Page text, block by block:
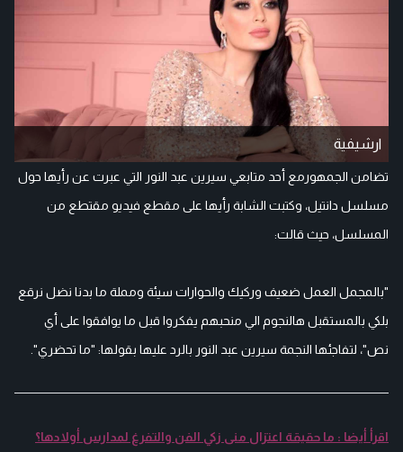
ارشيفية
تضامن الجمهورمع أحد متابعي سيرين عبد النور التي عبرت عن رأيها حول
مسلسل دانتيل، وكتبت الشابة رأيها على مقطع فيديو مقتطع من
المسلسل، حيث قالت:
"بالمجمل العمل ضعيف وركيك والحوارات سيئة ومملة ما بدنا نضل نرقع
بلكي بالمستقبل هالنجوم الي منحبهم يفكروا قبل ما يوافقوا على أي
نص"، لتفاجئها النجمة سيرين عبد النور بالرد عليها بقولها: "ما تحضري".
اقرأ أيضا : ما حقيقة اعتزال منى زكي الفن والتفرغ لمدارس أولادها؟